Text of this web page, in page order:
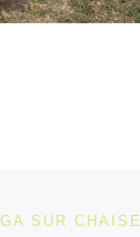
SUR CHAISE